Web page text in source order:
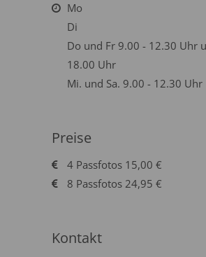
Mo
Di
Do und Fr 9.00 - 12.30 Uhr
18.00 Uhr
Mi. und Sa. 9.00 - 12.30 Uhr
Preise
4 Passfotos 15,00 €
8 Passfotos 24,95 €
Kontakt